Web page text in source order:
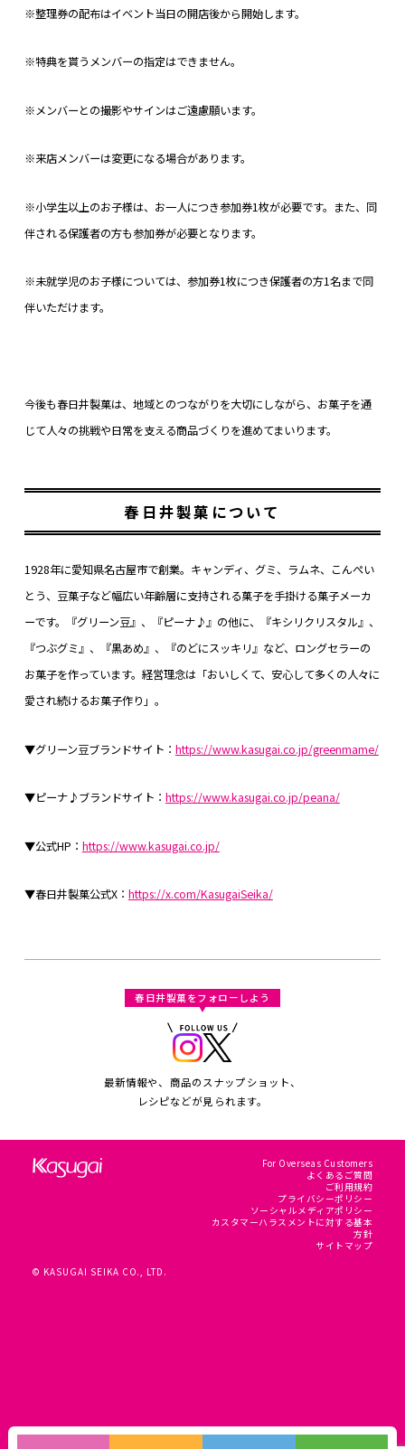
※整理券の配布はイベント当日の開店後から開始します。
※特典を貰うメンバーの指定はできません。
※メンバーとの撮影やサインはご遠慮願います。
※来店メンバーは変更になる場合があります。
※小学生以上のお子様は、お一人につき参加券1枚が必要です。また、同
伴される保護者の方も参加券が必要となります。
※未就学児のお子様については、参加券1枚につき保護者の方1名まで同
伴いただけます。
今後も春日井製菓は、地域とのつながりを大切にしながら、お菓子を通
じて人々の挑戦や日常を支える商品づくりを進めてまいります。
春日井製菓について
1928年に愛知県名古屋市で創業。キャンディ、グミ、ラムネ、こんぺい
とう、豆菓子など幅広い年齢層に支持される菓子を手掛ける菓子メーカ
ーです。『グリーン豆』、『ピーナ♪』の他に、『キシリクリスタル』、
『つぶグミ』、『黒あめ』、『のどにスッキリ』など、ロングセラーの
お菓子を作っています。経営理念は「おいしくて、安心して多くの人々に
愛され続けるお菓子作り」。
▼グリーン豆ブランドサイト： https://www.kasugai.co.jp/greenmame/
▼ピーナ♪ブランドサイト： https://www.kasugai.co.jp/peana/
▼公式HP： https://www.kasugai.co.jp/
▼春日井製菓公式X： https://x.com/KasugaiSeika/
春日井製菓をフォローしよう
最新情報や、商品のスナップショット、
レシピなどが見られます。
© KASUGAI SEIKA CO., LTD.
For Overseas Customers
よくあるご質問
ご利用規約
プライバシーポリシー
ソーシャルメディアポリシー
カスタマーハラスメントに対する基本
方針
サイトマップ